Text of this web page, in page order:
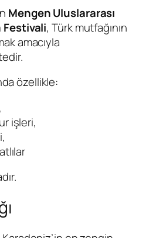
Mengen Uluslararası
Festivali, Türk mutfağının
amacıyla
özellikle:
işleri,